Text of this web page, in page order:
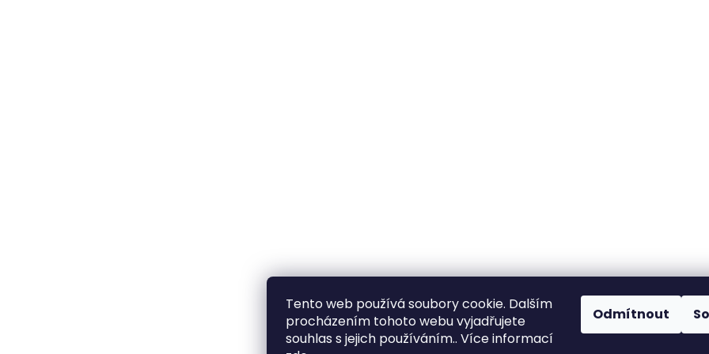
Tento web používá soubory cookie. Dalším
procházením tohoto webu vyjadřujete
souhlas s jejich používáním.. Více informací
Odmítnout